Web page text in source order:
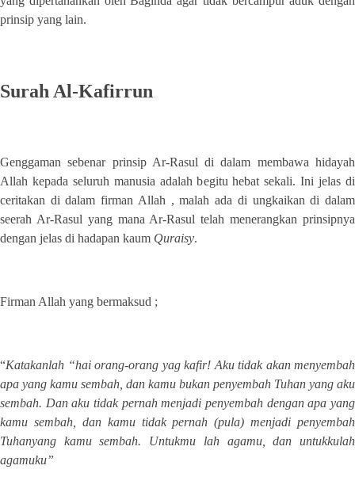
prinsip yang lain.
Surah Al-Kafirrun
Genggaman sebenar prinsip Ar-Rasul di dalam membawa hidayah
Allah kepada seluruh manusia adalah begitu hebat sekali. Ini jelas di
ceritakan di dalam firman Allah , malah ada di ungkaikan di dalam
seerah Ar-Rasul yang mana Ar-Rasul telah menerangkan prinsipnya
dengan jelas di hadapan kaum Quraisy.
Firman Allah yang bermaksud ;
“Katakanlah “hai orang-orang yag kafir! Aku tidak akan menyembah
apa yang kamu sembah, dan kamu bukan penyembah Tuhan yang aku
sembah. Dan aku tidak pernah menjadi penyembah dengan apa yang
kamu sembah, dan kamu tidak pernah (pula) menjadi penyembah
Tuhanyang kamu sembah. Untukmu lah agamu, dan untukkulah
agamuku”